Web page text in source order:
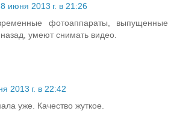
8 июня 2013 г. в 21:26
фотоаппараты, выпущенные
умеют снимать видео.
2013 г. в 22:42
уже. Качество жуткое.